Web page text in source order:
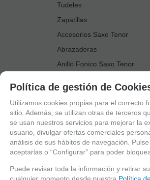
Tudeles
Zapatillas
Accesorios Saxo Tenor
Abrazaderas
Anillo Fonico Saxo Tenor
Boquillas
Boquilleros
Cañas
Cortacañas
Deflector Saxo Tenor
Política de gestión de
Utilizamos cookies propias para el correcto
sitio. Además, se utilizan otras de terceros
se usan nuestros servicios para mejorar la
usuario, divulgar ofertas comerciales
análisis de sus hábitos de navegación.
aceptarlas o “Configurar” para poder
Puede revisar toda la información y retirar